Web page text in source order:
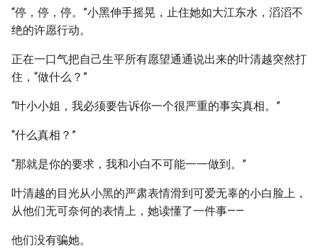
“停，停，停。”小黑伸手摇晃，止住她如大江东水，滔滔不
绝的许愿行动。
正在一口气把自己生平所有愿望通通说出来的叶清越突然打
住，“做什么？”
“叶小小姐，我必须要告诉你一个很严重的事实真相。”
“什么真相？”
“那就是你的要求，我和小白不可能一一做到。”
叶清越的目光从小黑的严肃表情滑到可爱无辜的小白脸上，
从他们无可奈何的表情上，她读懂了一件事——
他们没有骗她。